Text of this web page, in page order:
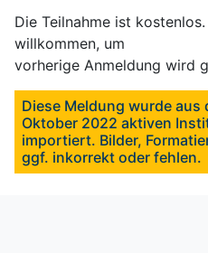
Die Teilnahme ist
willkommen, um
vorherige Anmeldung wird
Diese Meldung wurde aus
Oktober 2022 aktiven
importiert. Bilder,
ggf. inkorrekt oder fehlen.